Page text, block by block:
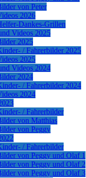
von Peter
2026
Dankes-Grillen
Videos 2025
2025
/ Fahrerbilder 2025
2025
Videos 2024
2024
/ Fahrerbilder 2024
2024
/ Fahrerbilder
von Matthias
von Peggy
/ Fahrerbilder
von Peggy und Olaf 1
von Peggy und Olaf 2
von Peggy und Olaf 3